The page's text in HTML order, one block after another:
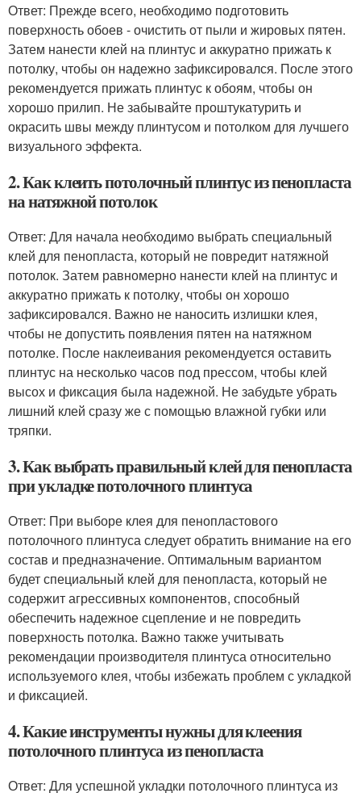
Ответ: Прежде всего, необходимо подготовить
поверхность обоев - очистить от пыли и жировых пятен.
Затем нанести клей на плинтус и аккуратно прижать к
потолку, чтобы он надежно зафиксировался. После этого
рекомендуется прижать плинтус к обоям, чтобы он
хорошо прилип. Не забывайте проштукатурить и
окрасить швы между плинтусом и потолком для лучшего
визуального эффекта.
2. Как клеить потолочный плинтус из пенопласта
на натяжной потолок
Ответ: Для начала необходимо выбрать специальный
клей для пенопласта, который не повредит натяжной
потолок. Затем равномерно нанести клей на плинтус и
аккуратно прижать к потолку, чтобы он хорошо
зафиксировался. Важно не наносить излишки клея,
чтобы не допустить появления пятен на натяжном
потолке. После наклеивания рекомендуется оставить
плинтус на несколько часов под прессом, чтобы клей
высох и фиксация была надежной. Не забудьте убрать
лишний клей сразу же с помощью влажной губки или
тряпки.
3. Как выбрать правильный клей для пенопласта
при укладке потолочного плинтуса
Ответ: При выборе клея для пенопластового
потолочного плинтуса следует обратить внимание на его
состав и предназначение. Оптимальным вариантом
будет специальный клей для пенопласта, который не
содержит агрессивных компонентов, способный
обеспечить надежное сцепление и не повредить
поверхность потолка. Важно также учитывать
рекомендации производителя плинтуса относительно
используемого клея, чтобы избежать проблем с укладкой
и фиксацией.
4. Какие инструменты нужны для клеения
потолочного плинтуса из пенопласта
Ответ: Для успешной укладки потолочного плинтуса из